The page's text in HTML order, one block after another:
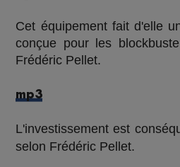
Cet équipement fait d'elle
conçue pour les
Frédéric Pellet.
mp3
L'investissement est
selon Frédéric Pellet.